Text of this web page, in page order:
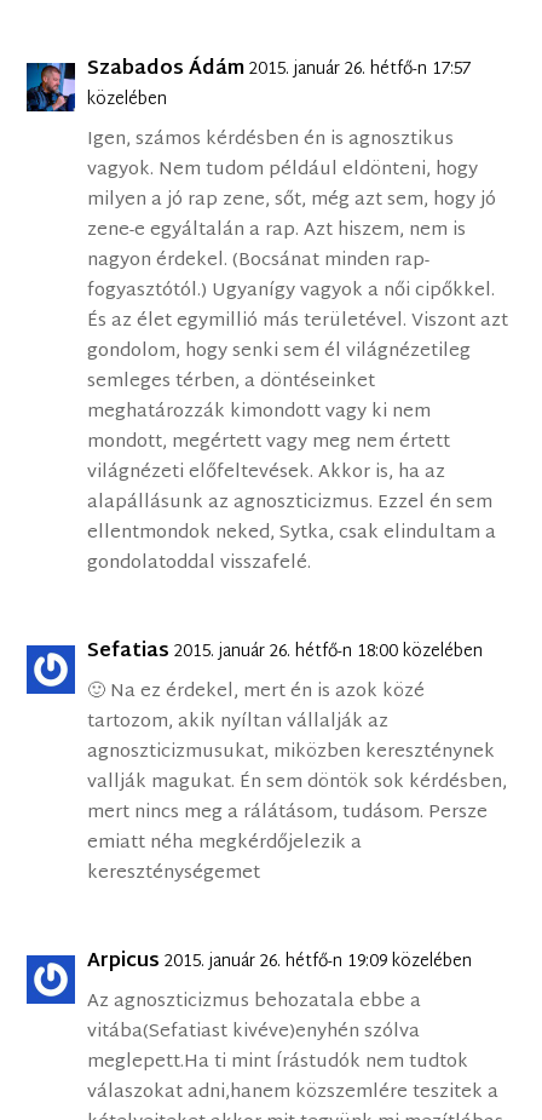
Szabados Ádám2015. január 26. hétfő-n 17:57
közelében
Igen, számos kérdésben én is agnosztikus
vagyok. Nem tudom például eldönteni, hogy
milyen a jó rap zene, sőt, még azt sem, hogy jó
zene-e egyáltalán a rap. Azt hiszem, nem is
nagyon érdekel. (Bocsánat minden rap-
fogyasztótól.) Ugyanígy vagyok a női cipőkkel.
És az élet egymillió más területével. Viszont azt
gondolom, hogy senki sem él világnézetileg
semleges térben, a döntéseinket
meghatározzák kimondott vagy ki nem
mondott, megértett vagy meg nem értett
világnézeti előfeltevések. Akkor is, ha az
alapállásunk az agnoszticizmus. Ezzel én sem
ellentmondok neked, Sytka, csak elindultam a
gondolatoddal visszafelé.
Sefatias 2015. január 26. hétfő-n 18:00 közelében
🙂 Na ez érdekel, mert én is azok közé
tartozom, akik nyíltan vállalják az
agnoszticizmusukat, miközben kereszténynek
vallják magukat. Én sem döntök sok kérdésben,
mert nincs meg a rálátásom, tudásom. Persze
emiatt néha megkérdőjelezik a
kereszténységemet
Arpicus 2015. január 26. hétfő-n 19:09 közelében
Az agnoszticizmus behozatala ebbe a
vitába(Sefatiast kivéve)enyhén szólva
meglepett.Ha ti mint Írástudók nem tudtok
válaszokat adni,hanem közszemlére teszitek a